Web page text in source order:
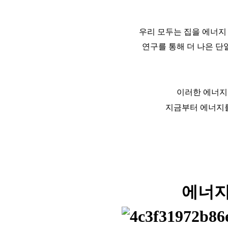
우리 모두는 집을 에너
연 구를 통해 더 나은 단
이러한 에너
지금부터 에너지
에너